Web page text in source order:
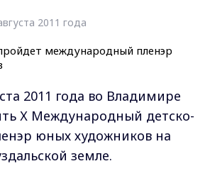
2011 года
2011 года во Владимире
Х Международный детско-
юных художников на
земле.